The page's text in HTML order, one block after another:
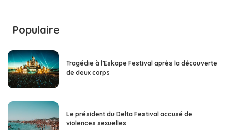
Populaire
Tragédie à l’Eskape Festival après la découverte
de deux corps
Le président du Delta Festival accusé de
violences sexuelles